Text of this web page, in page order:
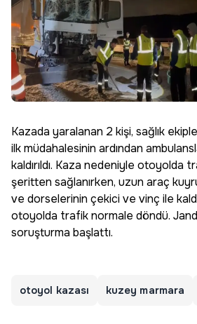
Kazada yaralanan 2 kişi, sağlık
ilk müdahalesinin ardından
kaldırıldı. Kaza nedeniyle otoyolda
şeritten sağlanırken, uzun araç
ve dorselerinin çekici ve vinç ile
otoyolda trafik normale döndü.
soruşturma başlattı.
otoyol kazası kuzey marmara